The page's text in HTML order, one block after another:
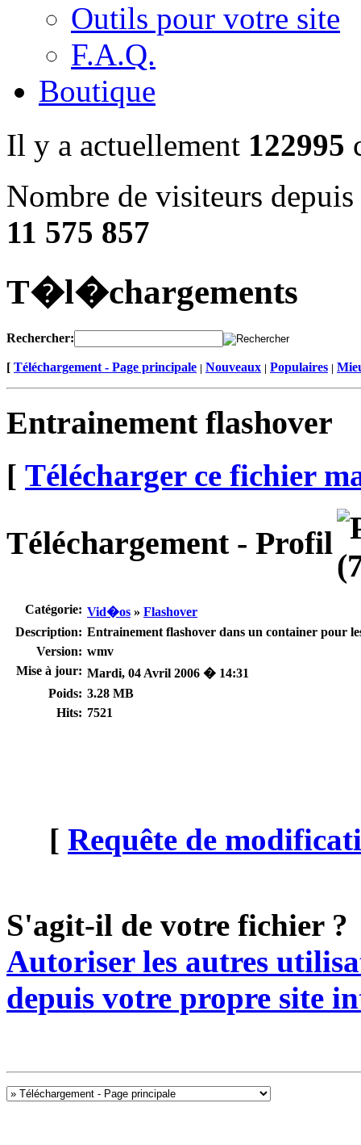
Outils pour votre site
F.A.Q.
Boutique
Il y a actuellement 122995
Nombre de visiteurs
11 575 857
T�l�chargements
Rechercher:
[ Téléchargement - Page principale | Nouveaux | Populaires |
Entrainement flashover
[ Télécharger ce fichier
Téléchargement - Profil
Catégorie: Vid�os » Flashover
Description: Entrainement flashover dans un container pour
Version: wmv
Mise à jour: Mardi, 04 Avril 2006 � 14:31
Poids: 3.28 MB
Hits: 7521
[ Requête de
S'agit-il de votre fichier ?
Autoriser les autres
depuis votre propre site